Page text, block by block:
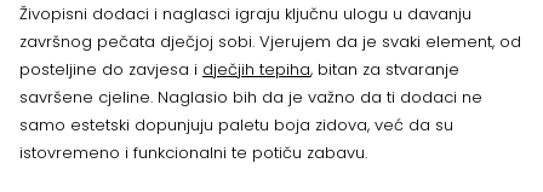
Živopisni dodaci i naglasci igraju ključnu ulogu u davanju
završnog pečata dječjoj sobi. Vjerujem da je svaki element, od
posteljine do zavjesa i dječjih tepiha, bitan za stvaranje
savršene cjeline. Naglasio bih da je važno da ti dodaci ne
samo estetski dopunjuju paletu boja zidova, već da su
istovremeno i funkcionalni te potiču zabavu.